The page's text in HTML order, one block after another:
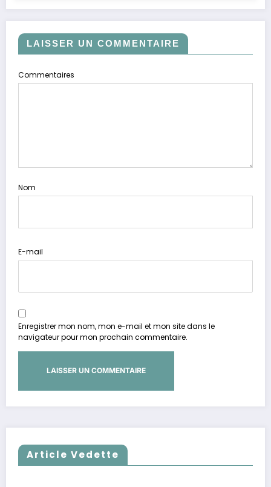
LAISSER UN COMMENTAIRE
Commentaires
Nom
E-mail
Enregistrer mon nom, mon e-mail et mon site dans le
navigateur pour mon prochain commentaire.
Article Vedette